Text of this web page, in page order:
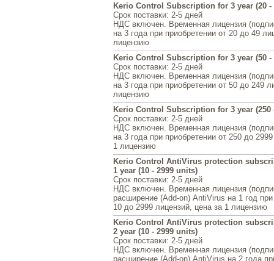
Kerio Control Subscription for 3 year (20 -
Срок поставки: 2-5 дней
НДС включен. Временная лицензия
на 3 года при приобретении от 20 до 49
лицензию
Kerio Control Subscription for 3 year (50 -
Срок поставки: 2-5 дней
НДС включен. Временная лицензия
на 3 года при приобретении от 50 до 249
лицензию
Kerio Control Subscription for 3 year (250
Срок поставки: 2-5 дней
НДС включен. Временная лицензия
на 3 года при приобретении от 250 до
1 лицензию
Kerio Control AntiVirus protection
1 year (10 - 2999 units)
Срок поставки: 2-5 дней
НДС включен. Временная лицензия
расширение (Add-on) AntiVirus на 1 год при
10 до 2999 лицензий, цена за 1 лицензию
Kerio Control AntiVirus protection
2 year (10 - 2999 units)
Срок поставки: 2-5 дней
НДС включен. Временная лицензия
расширение (Add-on) AntiVirus на 2 года